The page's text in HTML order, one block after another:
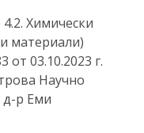
Химически
материали)
от 03.10.2023 г.
Научно
р Еми